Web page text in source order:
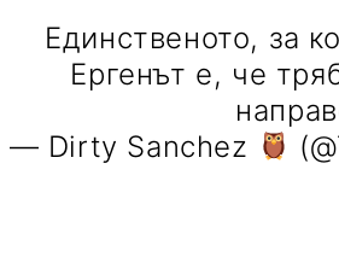
Единственото, за
Ергенът е, че
— Dirty Sanchez